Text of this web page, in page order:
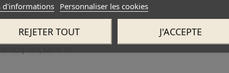
est idéal pour
et restaurants qui
sains et
d'informations Personnaliser les cookies
REJETER TOUT J'ACCEPTE